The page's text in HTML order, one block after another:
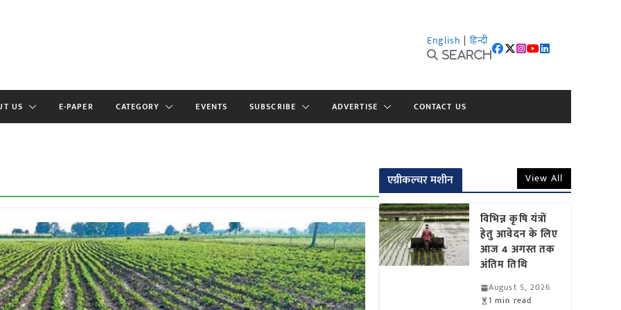
English | हिन्दी
Search
US E-PAPER CATEGORY EVENTS SUBSCRIBE ADVERTISE CONTACT US
एग्रीकल्चर मशीन View All
विभिन्न कृषि यंत्रों
हेतु आवेदन के लिए
आज 4 अगस्त तक
अंतिम तिथि
August 5, 2026
1 min read